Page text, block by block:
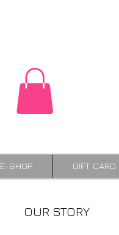
Ε-SHOP GIFT CARD
OUR STORY